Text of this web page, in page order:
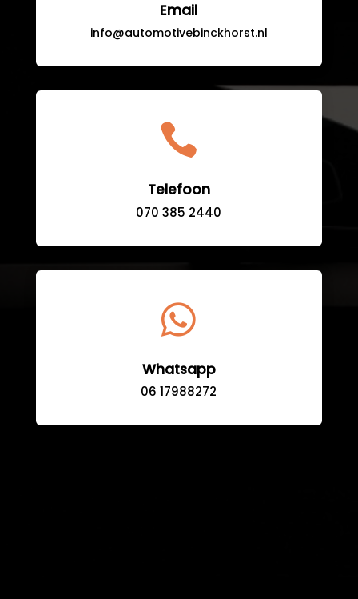
Email
info@automotivebinckhorst.nl

Telefoon
070 385 2440

Whatsapp
06 17988272